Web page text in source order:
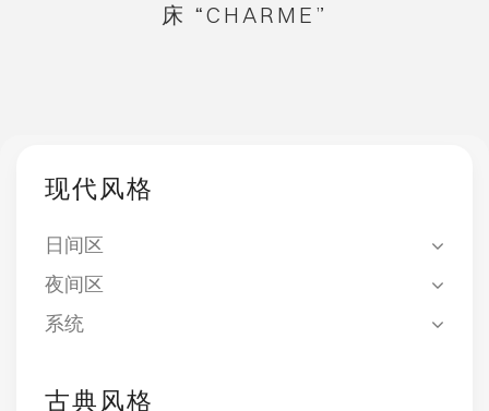
床 “CHARME”
现代风格
日间区
夜间区
系统
古典风格